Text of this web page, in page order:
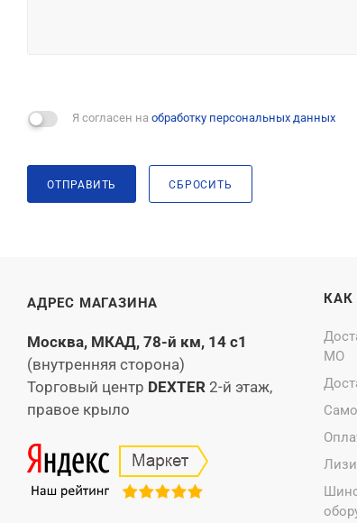
Я согласен на обработку персональных данных
ОТПРАВИТЬ СБРОСИТЬ
АДРЕС МАГАЗИНА
Москва, МКАД, 78-й км, 14 с1
(внутренняя сторона)
Торговый центр DEXTER 2-й этаж,
правое крыло
КАК
МО